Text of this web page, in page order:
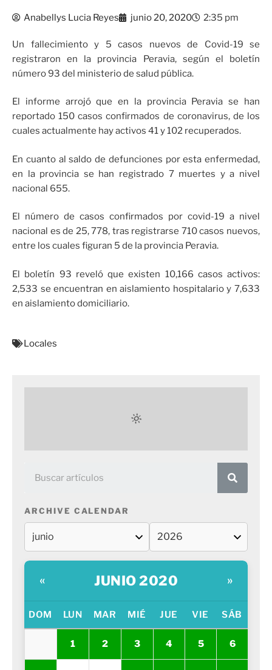
Anabellys Lucia Reyes junio 20, 2020 2:35 pm
Un fallecimiento y 5 casos nuevos de Covid-19 se
registraron en la provincia Peravia, según el boletín
número 93 del ministerio de salud pública.
El informe arrojó que en la provincia Peravia se han
reportado 150 casos confirmados de coronavirus, de los
cuales actualmente hay activos 41 y 102 recuperados.
En cuanto al saldo de defunciones por esta enfermedad,
en la provincia se han registrado 7 muertes y a nivel
nacional 655.
El número de casos confirmados por covid-19 a nivel
nacional es de 25, 778, tras registrarse 710 casos nuevos,
entre los cuales figuran 5 de la provincia Peravia.
El boletín 93 reveló que existen 10,166 casos activos:
2,533 se encuentran en aislamiento hospitalario y 7,633
en aislamiento domiciliario.
Locales
ARCHIVE CALENDAR
« JUNIO 2020 »
DOM LUN MAR MIÉ JUE VIE SÁB
1 2 3 4 5 6